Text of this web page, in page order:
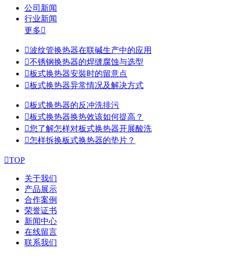
公司新闻
行业新闻
更多
波纹管换热器在联碱生产中的应用
不锈钢换热器的焊缝腐蚀与选型
板式换热器安裝时的留意点
板式换热器异常情况及解决方式
板式换热器的反冲洗排污
板式换热器换热效该如何提高？
您了解怎样对板式换热器开展酸洗
怎样拆换板式换热器的垫片？
TOP
关于我们
产品展示
合作案例
荣誉证书
新闻中心
在线留言
联系我们